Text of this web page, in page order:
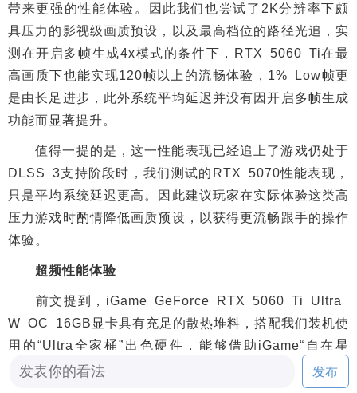
带来更强的性能体验。因此我们也尝试了2K分辨率下颇
具压力的影视级画质预设，以及最高档位的路径光追，实
测在开启多帧生成4x模式的条件下，RTX 5060 Ti在最
高画质下也能实现120帧以上的流畅体验，1% Low帧更
是由长足进步，此外系统平均延迟并没有因开启多帧生成
功能而显著提升。
值得一提的是，这一性能表现已经追上了游戏仍处于
DLSS 3支持阶段时，我们测试的RTX 5070性能表现，
只是平均系统延迟更高。因此建议玩家在实际体验这类高
压力游戏时酌情降低画质预设，以获得更流畅跟手的操作
体验。
超频性能体验
前文提到，iGame GeForce RTX 5060 Ti Ultra
W OC 16GB显卡具有充足的散热堆料，搭配我们装机使
用的“Ultra全家桶”出色硬件，能够借助iGame“自在星
球”软件实现便捷的超频操作，即使是电脑小白也能轻松
发布